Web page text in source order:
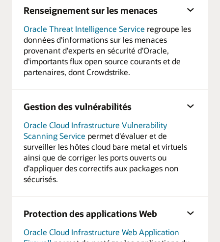
Renseignement sur les menaces
Oracle Threat Intelligence Service regroupe les
données d'informations sur les menaces
provenant d'experts en sécurité d'Oracle,
d'importants flux open source courants et de
partenaires, dont Crowdstrike.
Gestion des vulnérabilités
Oracle Cloud Infrastructure Vulnerability
Scanning Service permet d'évaluer et de
surveiller les hôtes cloud bare metal et virtuels
ainsi que de corriger les ports ouverts ou
d'appliquer des correctifs aux packages non
sécurisés.
Protection des applications Web
Oracle Cloud Infrastructure Web Application